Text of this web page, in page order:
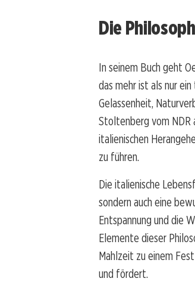
Die
In seinem Buch geht
das mehr ist als nur
Gelassenheit,
Stoltenberg vom NDR
italienischen
zu führen.
Die italienische
sondern auch eine
Entspannung und die
Elemente dieser
Mahlzeit zu einem
und fördert.